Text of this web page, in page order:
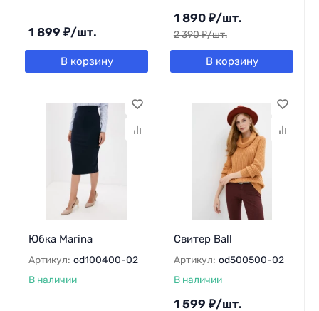
1 899 ₽/шт.
В корзину
1 890 ₽/шт.
2 390₽/шт.
В корзину
Юбка Marina
Артикул: od100400-02
В наличии
Свитер Ball
Артикул: od500500-02
В наличии
1 599 ₽/шт.